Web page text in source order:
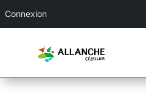
Connexion